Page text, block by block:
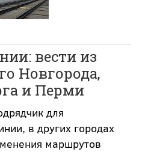
вести из
Новгорода,
и Перми
для
в других городах
маршрутов